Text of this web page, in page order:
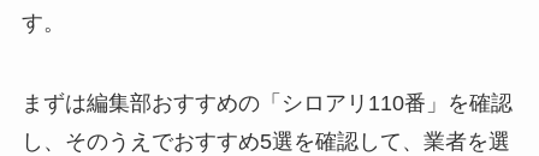
す。
まずは編集部おすすめの「シロアリ110番」を確認
し、そのうえでおすすめ5選を確認して、業者を選